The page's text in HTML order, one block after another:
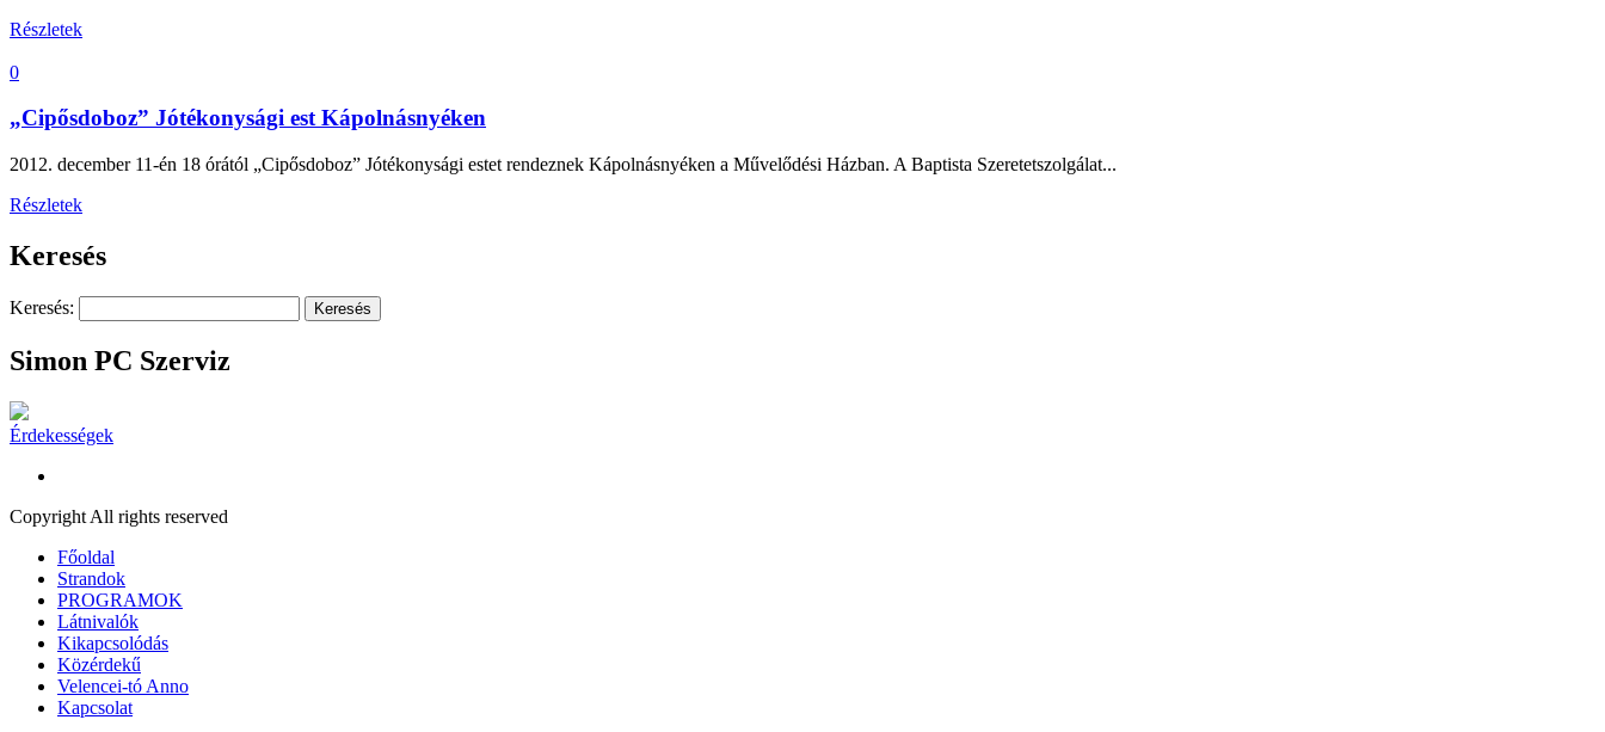
Részletek
0
„Cipősdoboz” Jótékonysági est Kápolnásnyéken
2012. december 11-én 18 órától „Cipősdoboz” Jótékonysági estet rendeznek Kápolnásnyéken a Művelődési Házban. A Baptista Szeretetszolgálat...
Részletek
Keresés
Keresés:
Simon PC Szerviz
Érdekességek
Copyright All rights reserved
Főoldal
Strandok
PROGRAMOK
Látnivalók
Kikapcsolódás
Közérdekű
Velencei-tó Anno
Kapcsolat